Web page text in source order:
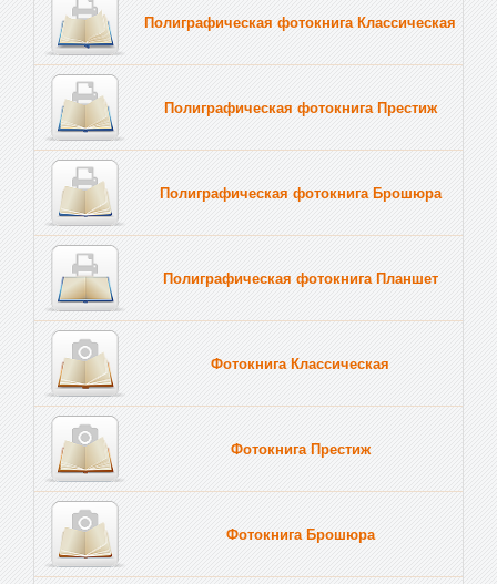
Полиграфическая фотокнига Классическая
Полиграфическая фотокнига Престиж
Полиграфическая фотокнига Брошюра
Полиграфическая фотокнига Планшет
Фотокнига Классическая
Фотокнига Престиж
Фотокнига Брошюра